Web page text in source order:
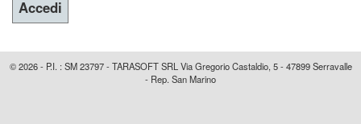
© 2026 - P.I. : SM 23797 - TARASOFT SRL Via Gregorio Castaldio, 5 - 47899 Serravalle
- Rep. San Marino